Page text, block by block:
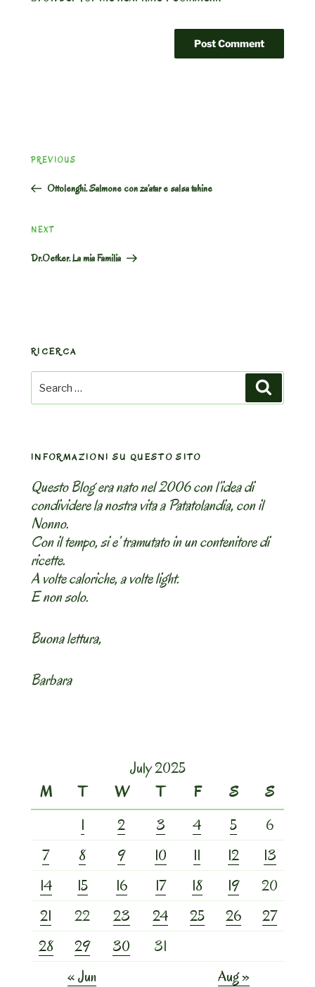
navigation
Previous
PREVIOUS
Ottolenghi. Salmone con za’atar e salsa tahine
Next
NEXT
Dr.Oetker. La mia Familia
RICERCA
Search
for:
INFORMAZIONI SU QUESTO SITO
Questo Blog era nato nel 2006 con l’idea di
condividere la nostra vita a Patatolandia, con il
Nonno.
Con il tempo, si e’ tramutato in un contenitore di
ricette.
A volte caloriche, a volte light.
E non solo.
Buona lettura,
Barbara
July 2025
M
T W T F S
S
1
2 3 4 5
6
7
8 9 10 11 12
13
14
15 16 17 18 19
20
21
22 23 24 25 26
27
28
29 30
31
« Jun
Aug »